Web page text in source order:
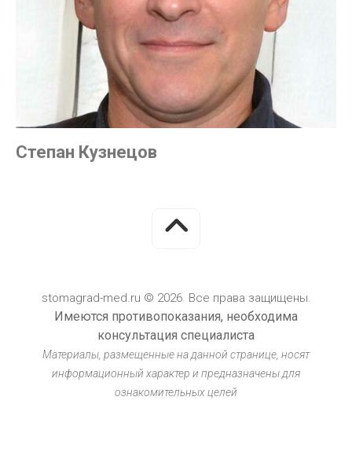
Степан Кузнецов
stomagrad-med.ru © 2026. Все права защищены.
Имеются противопоказания, необходима
консультация специалиста
Материалы, размещенные на данной странице, носят
информационный характер и предназначены для
ознакомительных целей